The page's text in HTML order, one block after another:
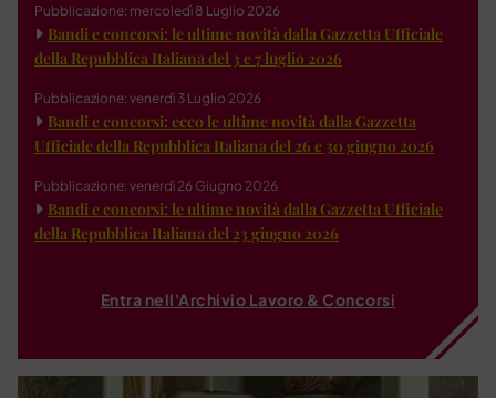
Pubblicazione: mercoledì 8 Luglio 2026
Bandi e concorsi: le ultime novità dalla Gazzetta Ufficiale
della Repubblica Italiana del 3 e 7 luglio 2026
Pubblicazione: venerdì 3 Luglio 2026
Bandi e concorsi: ecco le ultime novità dalla Gazzetta
Ufficiale della Repubblica Italiana del 26 e 30 giugno 2026
Pubblicazione: venerdì 26 Giugno 2026
Bandi e concorsi: le ultime novità dalla Gazzetta Ufficiale
della Repubblica Italiana del 23 giugno 2026
Entra nell'Archivio Lavoro & Concorsi